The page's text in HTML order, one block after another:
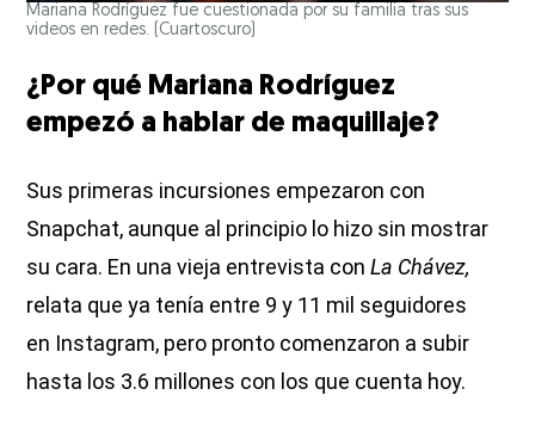
Mariana Rodríguez fue cuestionada por su familia tras sus
videos en redes.
(Cuartoscuro)
¿Por qué Mariana Rodríguez
empezó a hablar de maquillaje?
Sus primeras incursiones empezaron con
Snapchat, aunque al principio lo hizo sin mostrar
su cara. En una vieja entrevista conLa Chávez,
relata que ya tenía entre 9 y 11 mil seguidores
en Instagram, pero pronto comenzaron a subir
hasta los 3.6 millones con los que cuenta hoy.